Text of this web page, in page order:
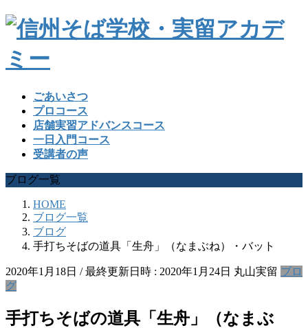
ごあいさつ
プロコース
店舗実習アドバンスコース
一日入門コース
受講者の声
ブログ一覧
HOME
ブログ一覧
ブログ
手打ちそばの道具「生舟」（なまぶね）・バット
2020年1月18日 / 最終更新日時 : 2020年1月24日 丸山実留 ブロ
グ
手打ちそばの道具「生舟」（なまぶ